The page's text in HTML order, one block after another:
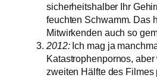
sicherheitshalber Ihr
feuchten Schwamm. Das
Mitwirkenden auch so
2012:Ich mag ja
Katastrophenpornos,
zweiten Hälfte des Filmes